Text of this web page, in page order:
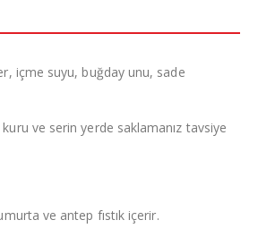
içme suyu, buğday unu, sade
ve serin yerde saklamanız tavsiye
ve antep fıstık içerir.